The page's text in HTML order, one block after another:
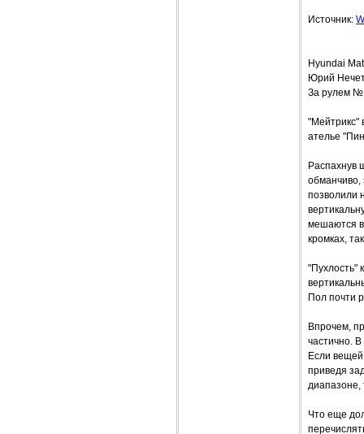
Источник:
Hyundai
Юрий
За рулем
"Мейтрикс"
ателье
Распахнув
обманчиво,
позволили
мешаются в
кромках,
"Пухлость"
Пол почти
Впрочем,
частично.
Если вещей
приведя
диапазоне,
Что еще